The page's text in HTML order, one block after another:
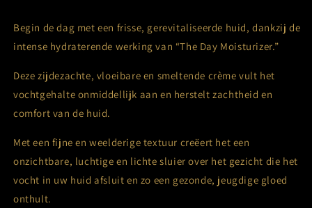
Begin de dag met een frisse, gerevitaliseerde huid, dankzij de
intense hydraterende werking van “The Day Moisturizer.”
Deze zijdezachte, vloeibare en smeltende crème vult het
vochtgehalte onmiddellijk aan en herstelt zachtheid en
comfort van de huid.
Met een fijne en weelderige textuur creëert het een
onzichtbare, luchtige en lichte sluier over het gezicht die het
vocht in uw huid afsluit en zo een gezonde, jeugdige gloed
onthult.